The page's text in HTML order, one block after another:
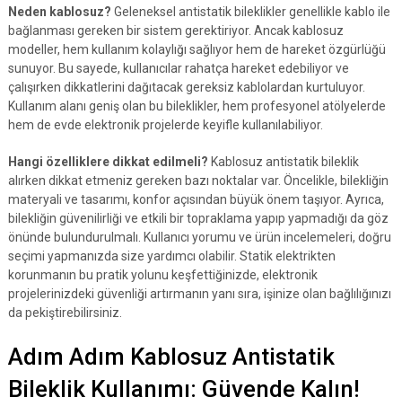
Neden kablosuz? Geleneksel antistatik bileklikler genellikle kablo ile
bağlanması gereken bir sistem gerektiriyor. Ancak kablosuz
modeller, hem kullanım kolaylığı sağlıyor hem de hareket özgürlüğü
sunuyor. Bu sayede, kullanıcılar rahatça hareket edebiliyor ve
çalışırken dikkatlerini dağıtacak gereksiz kablolardan kurtuluyor.
Kullanım alanı geniş olan bu bileklikler, hem profesyonel atölyelerde
hem de evde elektronik projelerde keyifle kullanılabiliyor.
Hangi özelliklere dikkat edilmeli? Kablosuz antistatik bileklik
alırken dikkat etmeniz gereken bazı noktalar var. Öncelikle, bilekliğin
materyali ve tasarımı, konfor açısından büyük önem taşıyor. Ayrıca,
bilekliğin güvenilirliği ve etkili bir topraklama yapıp yapmadığı da göz
önünde bulundurulmalı. Kullanıcı yorumu ve ürün incelemeleri, doğru
seçimi yapmanızda size yardımcı olabilir. Statik elektrikten
korunmanın bu pratik yolunu keşfettiğinizde, elektronik
projelerinizdeki güvenliği artırmanın yanı sıra, işinize olan bağlılığınızı
da pekiştirebilirsiniz.
Adım Adım Kablosuz Antistatik
Bileklik Kullanımı: Güvende Kalın!